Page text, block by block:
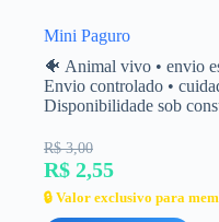
Mini Paguro
🐠 Animal vivo • envio
Envio controlado •
Disponibilidade sob
R$ 3,00
R$ 2,55
🔒 Valor exclusivo para